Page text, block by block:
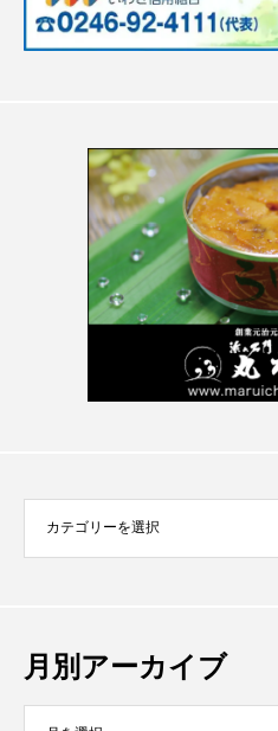
月別アーカイブ
ブ